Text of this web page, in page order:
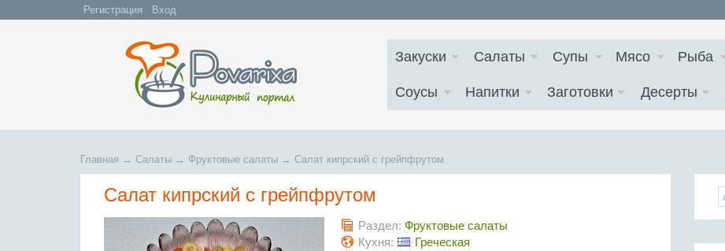
Регистрация Вход
Закуски Салаты Супы Мясо Рыба
Соусы Напитки Заготовки Десерты
Главная → Салаты → Фруктовые салаты → Салат кипрский с грейпфрутом
Салат кипрский с грейпфрутом
Раздел: Фруктовые салаты
Кухня:
Греческая